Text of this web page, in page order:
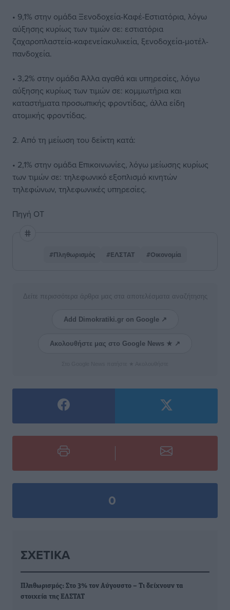
• 9,1% στην ομάδα Ξενοδοχεία-Καφέ-Εστιατόρια, λόγω
αύξησης κυρίως των τιμών σε: εστιατόρια
ζαχαροπλαστεία-καφενείακυλικεία, ξενοδοχεία-μοτέλ-
πανδοχεία.
• 3,2% στην ομάδα Άλλα αγαθά και υπηρεσίες, λόγω
αύξησης κυρίως των τιμών σε: κομμωτήρια και
καταστήματα προσωπικής φροντίδας, άλλα είδη
ατομικής φροντίδας.
2. Από τη μείωση του δείκτη κατά:
• 2,1% στην ομάδα Επικοινωνίες, λόγω μείωσης κυρίως
των τιμών σε: τηλεφωνικό εξοπλισμό κινητών
τηλεφώνων, τηλεφωνικές υπηρεσίες.
Πηγή ΟΤ
#Πληθωρισμός #ΕΛΣΤΑΤ #Οικονομία
Δείτε περισσότερα άρθρα μας στα αποτελέσματα αναζήτησης
Add Dimokratiki.gr on Google ↗
Ακολουθήστε μας στο Google News ★ ↗
0
ΣΧΕΤΙΚΆ
Πληθωρισμός: Στο 3% τον Αύγουστο – Τι δείχνουν τα
στοιχεία της ΕΛΣΤΑΤ